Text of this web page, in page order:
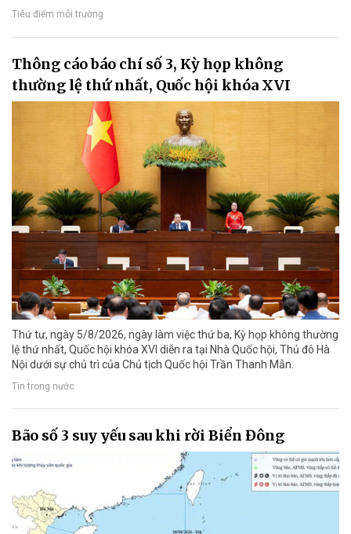
Tiêu điểm môi trường
Thông cáo báo chí số 3, Kỳ họp không
thường lệ thứ nhất, Quốc hội khóa XVI
Thứ tư, ngày 5/8/2026, ngày làm việc thứ ba, Kỳ họp không thường
lệ thứ nhất, Quốc hội khóa XVI diễn ra tại Nhà Quốc hội, Thủ đô Hà
Nội dưới sự chủ trì của Chủ tịch Quốc hội Trần Thanh Mẫn.
Tin trong nước
Bão số 3 suy yếu sau khi rời Biển Đông